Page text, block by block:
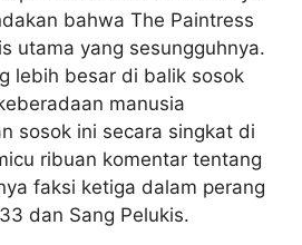
bahwa The Paintress
utama yang sesungguhnya.
lebih besar di balik sosok
manusia
sosok ini secara singkat di
ribuan komentar tentang
faksi ketiga dalam perang
dan Sang Pelukis.